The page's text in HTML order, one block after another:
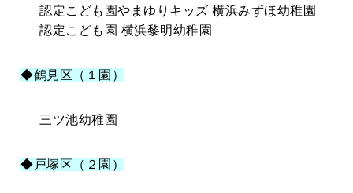
認定こども園やまゆりキッズ 横浜みずほ幼稚園
認定こども園 横浜黎明幼稚園
◆鶴見区（１園）
三ツ池幼稚園
◆戸塚区（２園）